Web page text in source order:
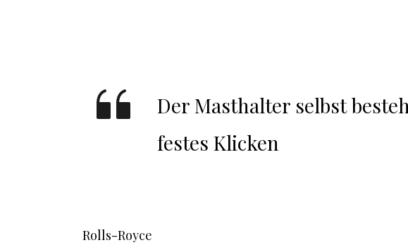
Der Masthalter selbst
festes Klicken
Rolls-Royce